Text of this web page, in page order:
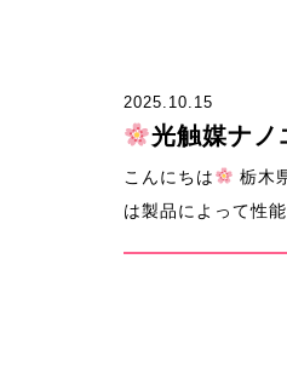
2025.10.15
光触媒ナノ
こんにちは 栃木
は製品によって性